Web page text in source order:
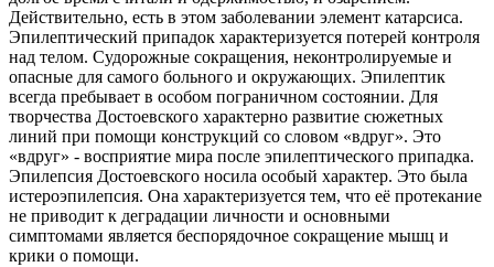
Действительно, есть в этом заболевании элемент катарсиса.
Эпилептический припадок характеризуется потерей контроля
над телом. Судорожные сокращения, неконтролируемые и
опасные для самого больного и окружающих. Эпилептик
всегда пребывает в особом пограничном состоянии. Для
творчества Достоевского характерно развитие сюжетных
линий при помощи конструкций со словом «вдруг». Это
«вдруг» - восприятие мира после эпилептического припадка.
Эпилепсия Достоевского носила особый характер. Это была
истероэпилепсия. Она характеризуется тем, что её протекание
не приводит к деградации личности и основными
симптомами является беспорядочное сокращение мышц и
крики о помощи.